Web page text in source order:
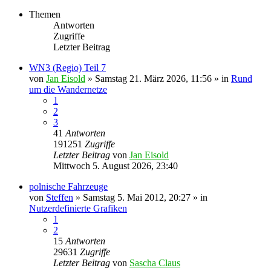
Themen
Antworten
Zugriffe
Letzter Beitrag
WN3 (Regio) Teil 7
von Jan Eisold » Samstag 21. März 2026, 11:56 » in Rund
um die Wandernetze
1
2
3
41 Antworten
191251 Zugriffe
Letzter Beitrag von Jan Eisold
Mittwoch 5. August 2026, 23:40
polnische Fahrzeuge
von Steffen » Samstag 5. Mai 2012, 20:27 » in
Nutzerdefinierte Grafiken
1
2
15 Antworten
29631 Zugriffe
Letzter Beitrag von Sascha Claus